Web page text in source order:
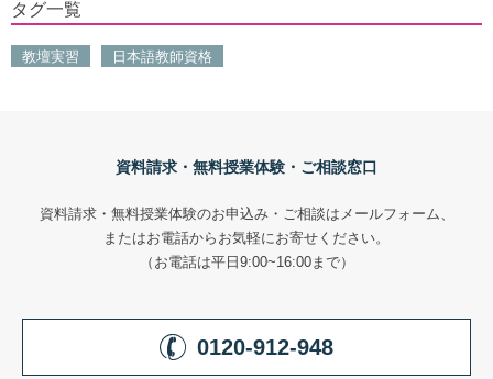
タグ一覧
教壇実習 日本語教師資格
資料請求・無料授業体験・ご相談窓口
資料請求・無料授業体験のお申込み・ご相談はメールフォーム、
またはお電話からお気軽にお寄せください。
（お電話は平日9:00~16:00まで）
0120-912-948